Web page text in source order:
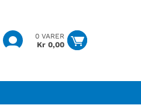
0 VARER
Kr0,00